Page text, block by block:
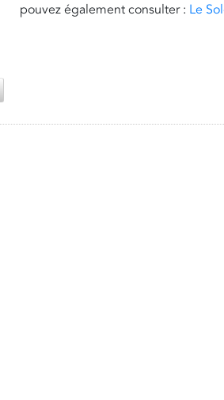
pouvez également consulter : Le